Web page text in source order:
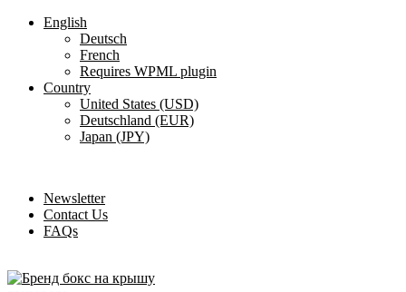
English
Deutsch
French
Requires WPML plugin
Country
United States (USD)
Deutschland (EUR)
Japan (JPY)
Newsletter
Contact Us
FAQs